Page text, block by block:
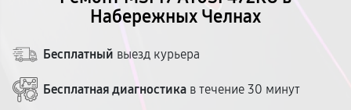
Набережных Челнах
Бесплатный выезд курьера
Бесплатная диагностика в течение 30 минут